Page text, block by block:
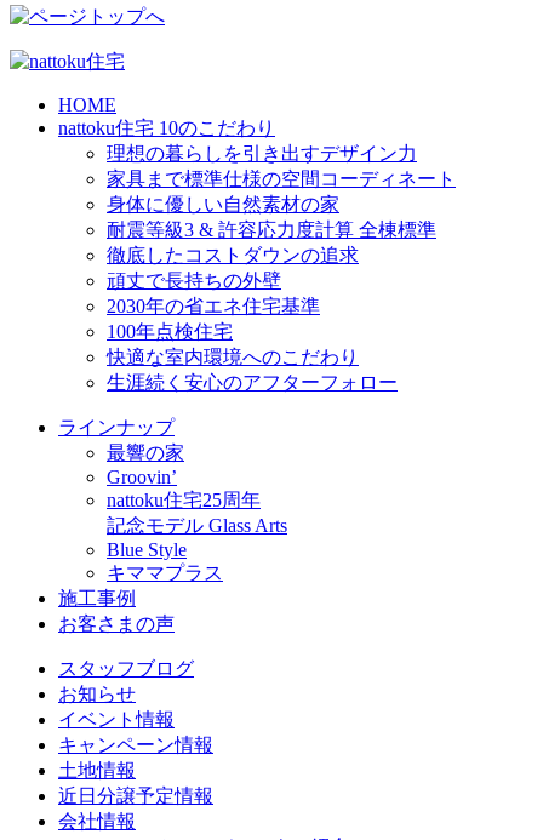
HOME
nattoku住宅 10のこだわり
理想の暮らしを引き出すデザイン力
家具まで標準仕様の空間コーディネート
身体に優しい自然素材の家
耐震等級3 & 許容応力度計算 全棟標準
徹底したコストダウンの追求
頑丈で長持ちの外壁
2030年の省エネ住宅基準
100年点検住宅
快適な室内環境へのこだわり
生涯続く安心のアフターフォロー
ラインナップ
最響の家
Groovin’
nattoku住宅25周年
記念モデル Glass Arts
Blue Style
キママプラス
施工事例
お客さまの声
スタッフブログ
お知らせ
イベント情報
キャンペーン情報
土地情報
近日分譲予定情報
会社情報